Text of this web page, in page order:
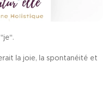
la joie, la spontanéité et